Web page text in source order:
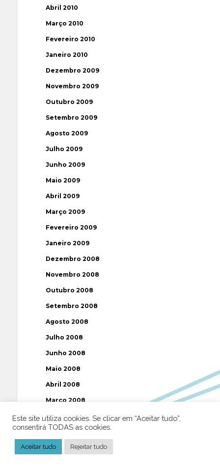
Abril 2010
Março 2010
Fevereiro 2010
Janeiro 2010
Dezembro 2009
Novembro 2009
Outubro 2009
Setembro 2009
Agosto 2009
Julho 2009
Junho 2009
Maio 2009
Abril 2009
Março 2009
Fevereiro 2009
Janeiro 2009
Dezembro 2008
Novembro 2008
Outubro 2008
Setembro 2008
Agosto 2008
Julho 2008
Junho 2008
Maio 2008
Abril 2008
Março 2008
Fevereiro 2008
Janeiro 2008
Dezembro 2007
Este site utiliza cookies. Se clicar em “Aceitar tudo”,
consentirá TODAS as cookies.
Aceitar tudo Rejeitar tudo